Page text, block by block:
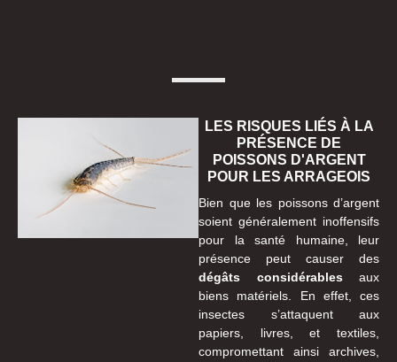
LES RISQUES LIÉS À LA
PRÉSENCE DE
POISSONS D'ARGENT
POUR LES ARRAGEOIS
Bien que les poissons d’argent
soient généralement inoffensifs
pour la santé humaine, leur
présence peut causer des
dégâts considérablesaux
biens matériels. En effet, ces
insectes s’attaquent aux
papiers, livres, et textiles,
compromettant ainsi archives,